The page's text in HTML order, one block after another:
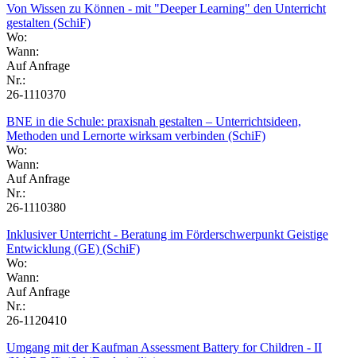
Von Wissen zu Können - mit "Deeper Learning" den Unterricht
gestalten (SchiF)
Wo:
Wann:
Auf Anfrage
Nr.:
26-1110370
BNE in die Schule: praxisnah gestalten – Unterrichtsideen,
Methoden und Lernorte wirksam verbinden (SchiF)
Wo:
Wann:
Auf Anfrage
Nr.:
26-1110380
Inklusiver Unterricht - Beratung im Förderschwerpunkt Geistige
Entwicklung (GE) (SchiF)
Wo:
Wann:
Auf Anfrage
Nr.:
26-1120410
Umgang mit der Kaufman Assessment Battery for Children - II